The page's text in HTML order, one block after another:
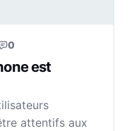
0
est
attentifs aux